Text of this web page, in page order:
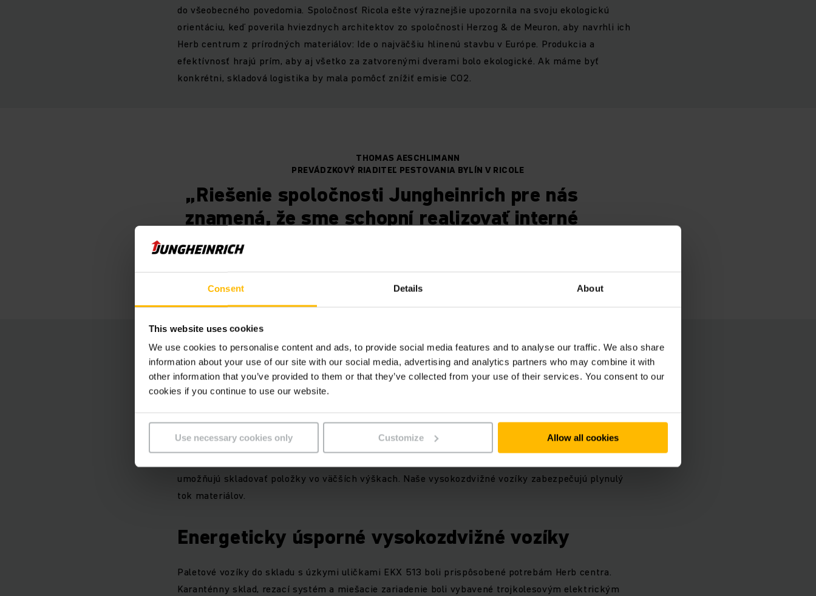
Consent Details About
This website uses cookies
We use cookies to personalise content and ads, to provide social media features and to analyse our traffic. We also share
information about your use of our site with our social media, advertising and analytics partners who may combine it with
other information that you’ve provided to them or that they’ve collected from your use of their services. You consent to our
cookies if you continue to use our website.
Use necessary cookies only Customize Allow all cookies
do všeobecného povedomia. Spoločnosť Ricola ešte výraznejšie upozornila na svoju ekologickú
orientáciu, keď poverila hviezdnych architektov zo spoločnosti Herzog & de Meuron, aby navrhli ich
Herb centrum z prírodných materiálov: Ide o najväčšiu hlinenú stavbu v Európe. Produkcia a
efektívnosť hrajú prím, aby aj všetko za zatvorenými dverami bolo ekologické. Ak máme byť
konkrétni, skladová logistika by mala pomôcť znížiť emisie CO2.
THOMAS AESCHLIMANN
PREVÁDZKOVÝ RIADITEĽ PESTOVANIA BYLÍN V RICOLE
„Riešenie spoločnosti Jungheinrich pre nás
znamená, že sme schopní realizovať interné
logistické procesy v sklade efektívne a v duchu
udržateľného rozvoja.“
Skladová koncepcia s optimálnym využitím
priestoru
Koncepcia našich skladov porazila konkurenciu. Vyznačuje sa optimálnym využitím priestoru a
krátkymi prepravnými trasami. V našom sklade s úzkymi uličkami je všetko navrhnuté v líniách. Na
šírku pracovnej uličky medzi našimi paletovými regálmi typu B v sklade s úzkymi uličkami sa
umožňujú skladovať položky vo väčších výškach. Naše vysokozdvižné vozíky zabezpečujú plynulý
tok materiálov.
Energeticky úsporné vysokozdvižné vozíky
Paletové vozíky do skladu s úzkymi uličkami EKX 513 boli prispôsobené potrebám Herb centra.
Karanténny sklad, rezací systém a miešacie zariadenie boli vybavené trojkolesovým elektrickým